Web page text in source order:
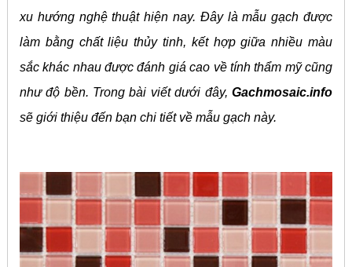
xu hướng nghệ thuật hiện nay. Đây là mẫu gạch được
làm bằng chất liệu thủy tinh, kết hợp giữa nhiều màu
sắc khác nhau được đánh giá cao về tính thẩm mỹ cũng
như độ bền. Trong bài viết dưới đây,Gachmosaic.info
sẽ giới thiệu đến bạn chi tiết về mẫu gạch này.